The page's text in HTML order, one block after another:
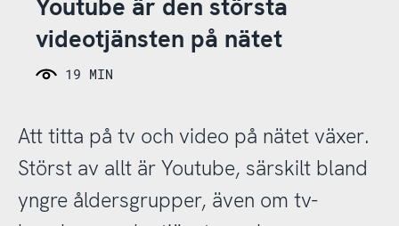
Youtube är den största
videotjänsten på nätet
19 MIN
Att titta på tv och video på nätet växer.
Störst av allt är Youtube, särskilt bland
yngre åldersgrupper, även om tv-